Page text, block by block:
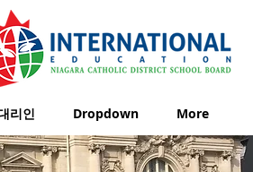
리인 Dropdown More